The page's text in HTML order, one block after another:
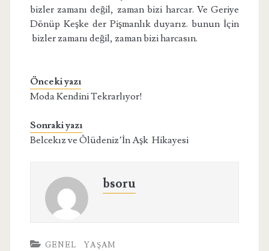
bizler zamanı değil, zaman bizi harcar. Ve Geriye
Dönüp Keşke der Pişmanlık duyarız. bunun İçin
bizler zamanı değil, zaman bizi harcasın.
Önceki yazı
Moda Kendini Tekrarlıyor!
Sonraki yazı
Belcekız ve Ölüdeniz’İn Aşk Hikayesi
bsoru
GENEL YAŞAM